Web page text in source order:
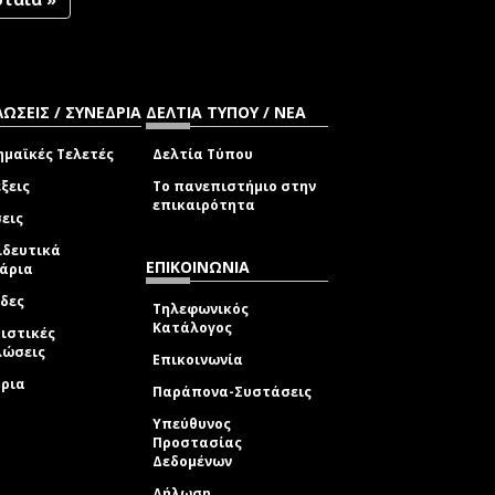
/ ΣΥΝΕΔΡΙΑ
Τελετές
ΔΕΛΤΙΑ ΤΥΠΟΥ / ΝΕΑ
Δελτία Τύπου
Το πανεπιστήμιο στην
επικαιρότητα
ΕΠΙΚΟΙΝΩΝΙΑ
Τηλεφωνικός
Κατάλογος
Επικοινωνία
Παράπονα-Συστάσεις
Υπεύθυνος
Προστασίας
Δεδομένων